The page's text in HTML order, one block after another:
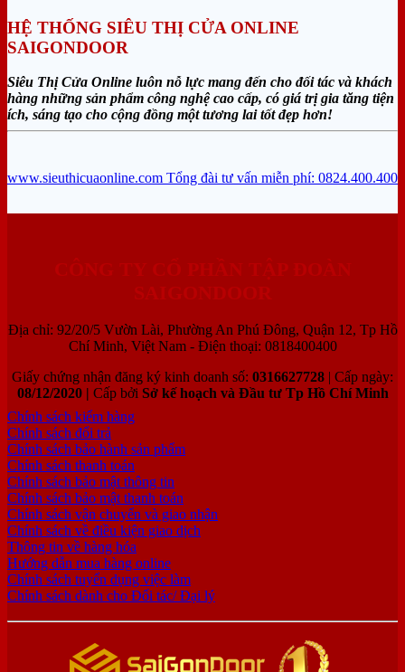
HỆ THỐNG SIÊU THỊ CỬA ONLINE
SAIGONDOOR
Siêu Thị Cửa Online luôn nỗ lực mang đến cho đối tác và khách
hàng những sản phẩm công nghệ cao cấp, có giá trị gia tăng tiện
ích, sáng tạo cho cộng đồng một tương lai tốt đẹp hơn!
www.sieuthicuaonline.com Tổng đài tư vấn miễn phí: 0824.400.400
Địa chỉ: 92/20/5 Vườn Lài, Phường An Phú Đông, Quận 12, Tp Hồ
Chí Minh, Việt Nam - Điện thoại: 0818400400
Giấy chứng nhận đăng ký kinh doanh số: 0316627728 | Cấp ngày:
08/12/2020 | Cấp bởi Sở kế hoạch và Đầu tư Tp Hồ Chí Minh
Chính sách kiểm hàng
Chính sách đổi trả
Chính sách bảo hành sản phẩm
Chính sách thanh toán
Chính sách bảo mật thông tin
Chính sách bảo mật thanh toán
Chính sách vận chuyển và giao nhận
Chính sách về điều kiện giao dịch
Thông tin về hàng hóa
Hướng dẫn mua hàng online
Chính sách tuyển dụng việc làm
Chính sách dành cho Đối tác/ Đại lý